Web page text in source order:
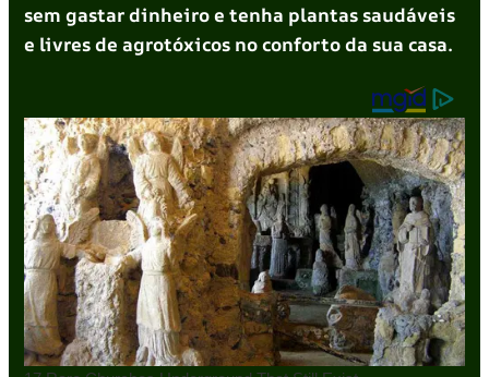
sem gastar dinheiro e tenha plantas saudáveis
e livres de agrotóxicos no conforto da sua casa.